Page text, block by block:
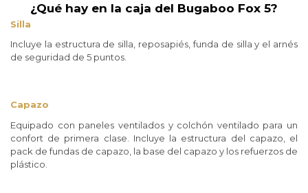
¿Qué hay en la caja del Bugaboo Fox 5?
Silla
Incluye la estructura de silla, reposapiés, funda de silla y el arnés
de seguridad de 5 puntos.
Capazo
Equipado con paneles ventilados y colchón ventilado para un
confort de primera clase. Incluye la estructura del capazo, el
pack de fundas de capazo, la base del capazo y los refuerzos de
plástico.